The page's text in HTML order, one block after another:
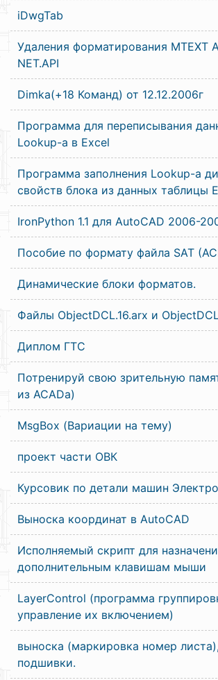
iDwgTab
Удаления форматирования MTEXT
NET.API
Dimka(+18 Команд) от 12.12.2006г
Программа для переписывания
Lookup-a в Excel
Программа заполнения Lookup-a
свойств блока из данных таблицы
IronPython 1.1 для AutoCAD 2006-
Пособие по формату файла SAT
Динамические блоки форматов.
Файлы ObjectDCL.16.arx и
Диплом ГТС
Потренируй свою зрительную
из ACADа)
MsgBox (Вариации на тему)
проект части ОВК
Курсовик по детали машин
Выноска координат в AutoCAD
Исполняемый скрипт для
дополнительным клавишам мыши
LayerControl (программа
управление их включением)
выноска (маркировка номер
подшивки.